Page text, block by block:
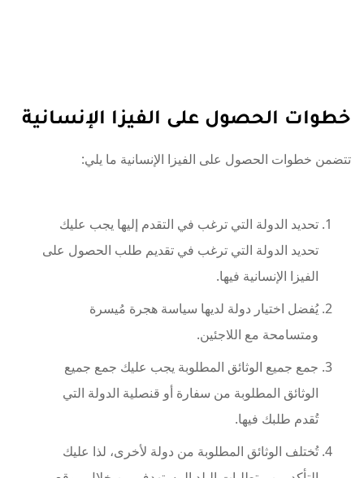
خطوات الحصول على الفيزا الإنسانية
تتضمن خطوات الحصول على الفيزا الإنسانية ما يلي:
تحديد الدولة التي ترغب في التقدم إليها يجب عليك
تحديد الدولة التي ترغب في تقديم طلب الحصول على
الفيزا الإنسانية فيها.
يُفضل اختيار دولة لديها سياسة هجرة مُيسرة
ومتسامحة مع اللاجئين.
جمع جميع الوثائق المطلوبة يجب عليك جمع جميع
الوثائق المطلوبة من سفارة أو قنصلية الدولة التي
تُقدم طلبك فيها.
تُختلف الوثائق المطلوبة من دولة لأخرى، لذا عليك